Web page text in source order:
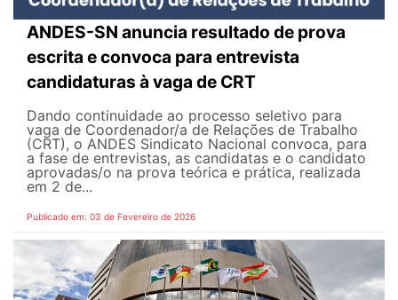
ANDES-SN anuncia resultado de prova
escrita e convoca para entrevista
candidaturas à vaga de CRT
Dando continuidade ao processo seletivo para
vaga de Coordenador/a de Relações de Trabalho
(CRT), o ANDES Sindicato Nacional convoca, para
a fase de entrevistas, as candidatas e o candidato
aprovadas/o na prova teórica e prática, realizada
em 2 de...
Publicado em: 03 de Fevereiro de 2026